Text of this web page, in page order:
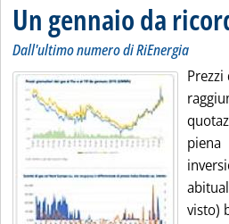
Un gennaio da
Dall'ultimo numero di RiEnergia
visto)